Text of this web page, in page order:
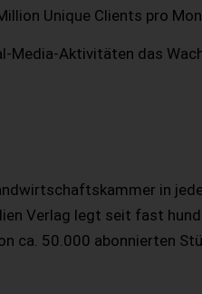
Unique Clients pro
Media-Aktivitäten das
in
Verlag legt seit fast
ca. 50.000 abonnierten